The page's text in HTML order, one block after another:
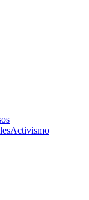
Activismo